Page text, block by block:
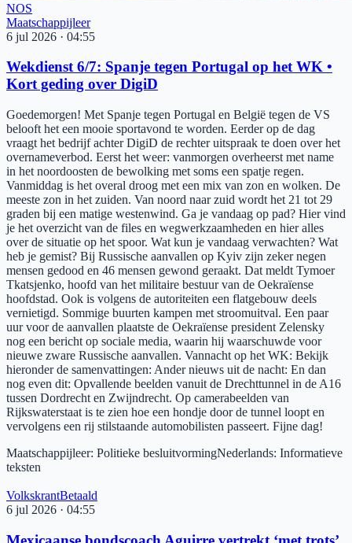
NOS
Maatschappijleer
6 jul 2026 · 04:55
Wekdienst 6/7: Spanje tegen Portugal op het WK •
Kort geding over DigiD
Goedemorgen! Met Spanje tegen Portugal en België tegen de VS
belooft het een mooie sportavond te worden. Eerder op de dag
vraagt het bedrijf achter DigiD de rechter uitspraak te doen over het
overnameverbod. Eerst het weer: vanmorgen overheerst met name
in het noordoosten de bewolking met soms een spatje regen.
Vanmiddag is het overal droog met een mix van zon en wolken. De
meeste zon in het zuiden. Van noord naar zuid wordt het 21 tot 29
graden bij een matige westenwind. Ga je vandaag op pad? Hier vind
je het overzicht van de files en wegwerkzaamheden en hier alles
over de situatie op het spoor. Wat kun je vandaag verwachten? Wat
heb je gemist? Bij Russische aanvallen op Kyiv zijn zeker negen
mensen gedood en 46 mensen gewond geraakt. Dat meldt Tymoer
Tkatsjenko, hoofd van het militaire bestuur van de Oekraïense
hoofdstad. Ook is volgens de autoriteiten een flatgebouw deels
vernietigd. Sommige buurten kampen met stroomuitval. Een paar
uur voor de aanvallen plaatste de Oekraïense president Zelensky
nog een bericht op sociale media, waarin hij waarschuwde voor
nieuwe zware Russische aanvallen. Vannacht op het WK: Bekijk
hieronder de samenvattingen: Ander nieuws uit de nacht: En dan
nog even dit: Opvallende beelden vanuit de Drechttunnel in de A16
tussen Dordrecht en Zwijndrecht. Op camerabeelden van
Rijkswaterstaat is te zien hoe een hondje door de tunnel loopt en
vervolgens een rij stilstaande automobilisten passeert. Fijne dag!
Maatschappijleer: Politieke besluitvormingNederlands: Informatieve
teksten
VolkskrantBetaald
6 jul 2026 · 04:55